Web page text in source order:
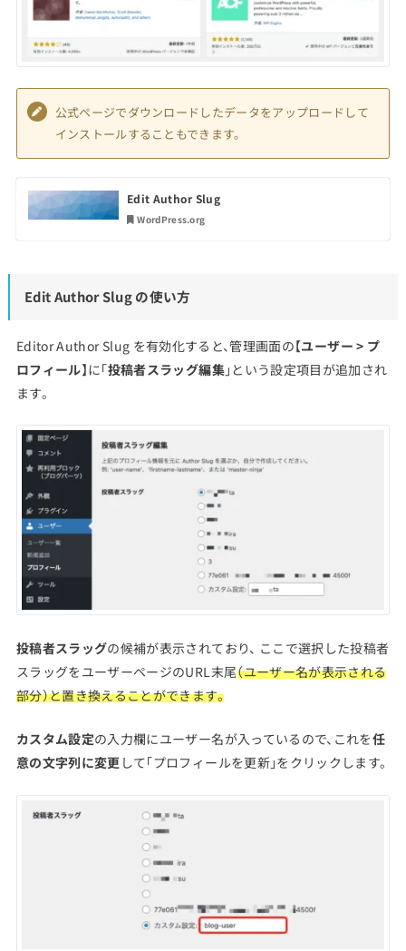
公式ページでダウンロードしたデータをアップロードして
インストールすることもできます。
Edit Author Slug
WordPress.org
Edit Author Slug の使い方
Editor Author Slug を有効化すると、管理画面の【ユーザー > プ
ロフィール】に「投稿者スラッグ編集」という設定項目が追加され
ます。
投稿者スラッグの候補が表示されており、 ここで選択した投稿者
スラッグをユーザーページのURL末尾（ユーザー名が表示される
部分）と置き換えることができます。
カスタム設定の入力欄にユーザー名が入っているので、これを任
意の文字列に変更 して「プロフィールを更新」をクリックします。